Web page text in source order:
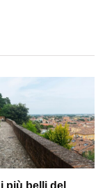
più belli del